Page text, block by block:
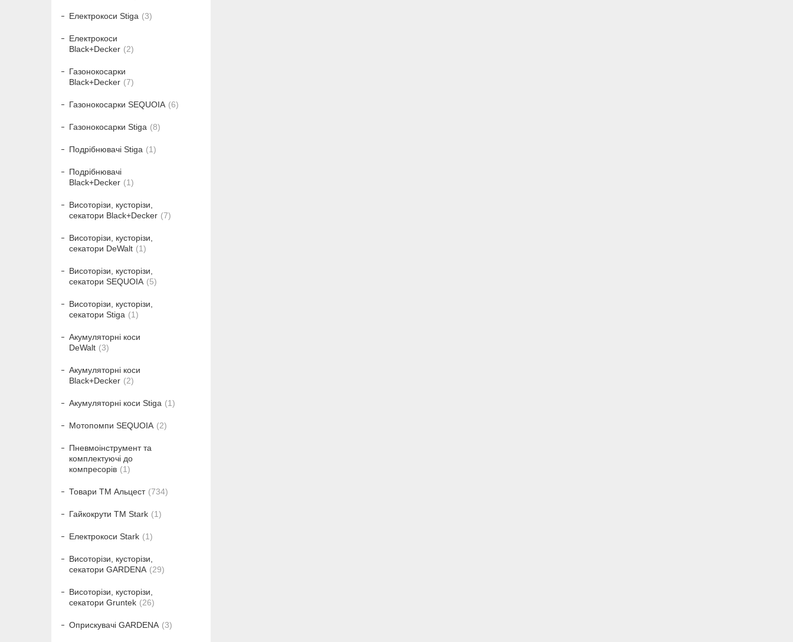
Електрокоси Stiga 3
Електрокоси
Black+Decker
2
Газонокосарки
Black+Decker
7
Газонокосарки SEQUOIA 6
Газонокосарки Stiga 8
Подрібнювачі Stiga 1
Подрібнювачі
Black+Decker
1
Висоторізи, кусторізи,
секатори Black+Decker
7
Висоторізи, кусторізи,
секатори DeWalt
1
Висоторізи, кусторізи,
секатори SEQUOIA
5
Висоторізи, кусторізи,
секатори Stiga
1
Акумуляторні коси
DeWalt
3
Акумуляторні коси
Black+Decker
2
Акумуляторні коси Stiga 1
Мотопомпи SEQUOIA 2
Пневмоінструмент та
комплектуючі до
компресорів
1
Товари ТМ Альцест 734
Гайкокрути ТМ Stark 1
Електрокоси Stark 1
Висоторізи, кусторізи,
секатори GARDENA
29
Висоторізи, кусторізи,
секатори Gruntek
26
Оприскувачі GARDENA 3